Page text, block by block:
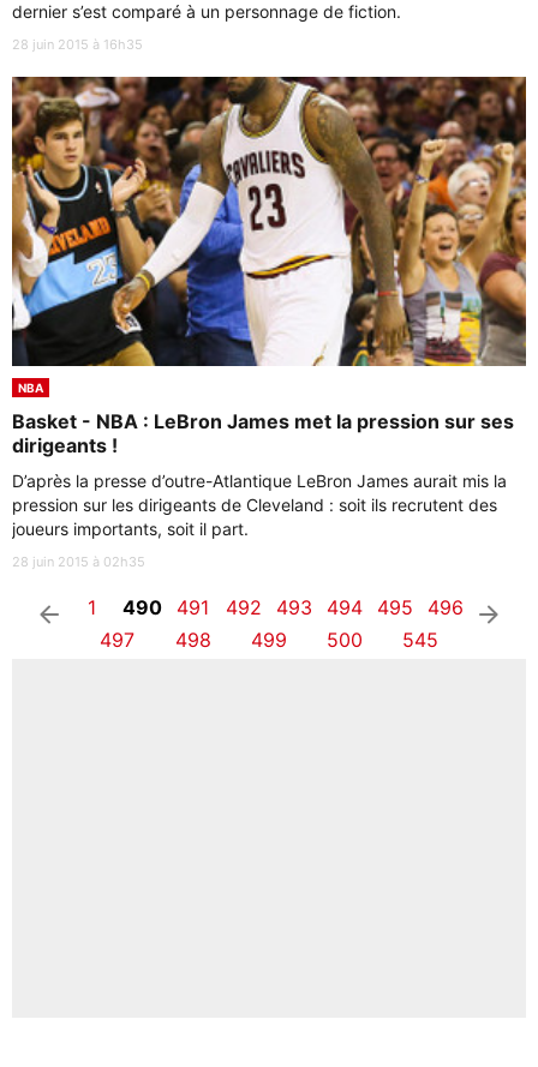
dernier s’est comparé à un personnage de fiction.
28 juin 2015 à 16h35
NBA
Basket - NBA : LeBron James met la pression sur ses
dirigeants !
D’après la presse d’outre-Atlantique LeBron James aurait mis la
pression sur les dirigeants de Cleveland : soit ils recrutent des
joueurs importants, soit il part.
28 juin 2015 à 02h35
arrow_left 1 490 491 492 493 494 495
496
497
498 499 500 545
arrow_right